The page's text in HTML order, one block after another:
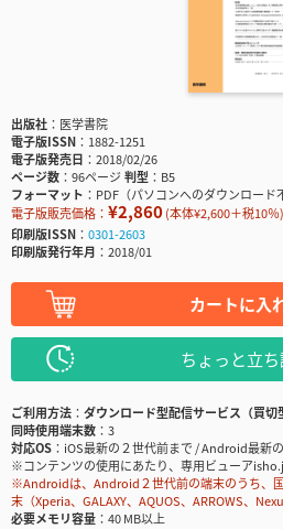
出版社
医学書院
電子版ISSN
1882-1251
電子版発売日
2018/02/26
ページ数
96ページ判型
B5
フォーマット
PDF（パソコンへのダウンロード
電子版販売価格： ¥2,860(本体¥2,600＋税10％)
印刷版ISSN
0301-2603
印刷版発行年月
2018/01
カートに入
ちょっと立
ご利用方法
ダウンロード型配信サービス（買切
同時使用端末数
3
対応OS
iOS最新の２世代前まで / Android最新
※コンテンツの使用にあたり、専用ビューア
※Androidは、Android２世代前の端末のうち、
末（Xperia、GALAXY、AQUOS、ARROWS、
必要メモリ容量
40 MB以上